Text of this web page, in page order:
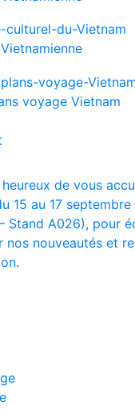
voyage Vietnam
de vous
15 au 17
Stand A026), pour
nos nouveautés et